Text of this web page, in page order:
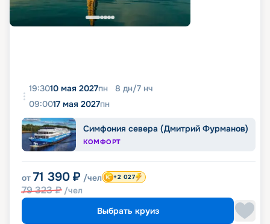
19:3010 мая 2027пн 8 дн/7 нч
09:0017 мая 2027пн
Симфония севера (Дмитрий Фурманов)
КОМФОРТ
от 71 390 ₽ /чел
79 323₽ /чел
+2 027
Выбрать круиз